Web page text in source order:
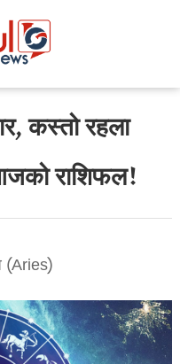
कस्तो रहला
राशिफल!
(Aries)